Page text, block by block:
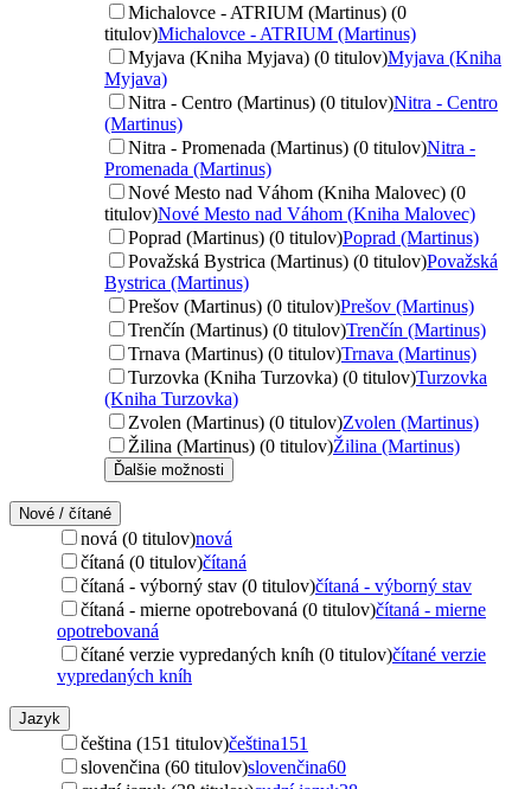
Michalovce - ATRIUM (Martinus) (0
titulov)Michalovce - ATRIUM (Martinus)
Myjava (Kniha Myjava) (0 titulov)Myjava (Kniha
Myjava)
Nitra - Centro (Martinus) (0 titulov)Nitra - Centro
(Martinus)
Nitra - Promenada (Martinus) (0 titulov)Nitra -
Promenada (Martinus)
Nové Mesto nad Váhom (Kniha Malovec) (0
titulov)Nové Mesto nad Váhom (Kniha Malovec)
Poprad (Martinus) (0 titulov)Poprad (Martinus)
Považská Bystrica (Martinus) (0 titulov)Považská
Bystrica (Martinus)
Prešov (Martinus) (0 titulov)Prešov (Martinus)
Trenčín (Martinus) (0 titulov)Trenčín (Martinus)
Trnava (Martinus) (0 titulov)Trnava (Martinus)
Turzovka (Kniha Turzovka) (0 titulov)Turzovka
(Kniha Turzovka)
Zvolen (Martinus) (0 titulov)Zvolen (Martinus)
Žilina (Martinus) (0 titulov)Žilina (Martinus)
Ďalšie možnosti
Nové / čítané
nová (0 titulov)nová
čítaná (0 titulov)čítaná
čítaná - výborný stav (0 titulov)čítaná - výborný stav
čítaná - mierne opotrebovaná (0 titulov)čítaná - mierne
opotrebovaná
čítané verzie vypredaných kníh (0 titulov)čítané verzie
vypredaných kníh
Jazyk
čeština (151 titulov)čeština151
slovenčina (60 titulov)slovenčina60